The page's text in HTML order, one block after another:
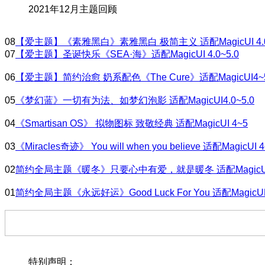
2021年12月主题回顾
08 【爱主题】《素雅黑白》素雅黑白 极简主义 适配MagicUI
07 【爱主题】圣诞快乐《SEA·海》适配MagicUI 4.0~5.0
06 【爱主题】简约治愈 奶系配色《The Cure》适配
05 《梦幻蓝》一切有为法、如梦幻泡影 适配MagicUI4.0~5.0
04 《Smartisan OS》 拟物图标 致敬经典 适配MagicUI 4~5
03 《Miracles奇迹》 You will when you believe 适配MagicUI
02简约全局主题《暖冬》只要心中有爱，就是暖冬 适配
01简约全局主题《永远好运》Good Luck For You 适配
特别声明：